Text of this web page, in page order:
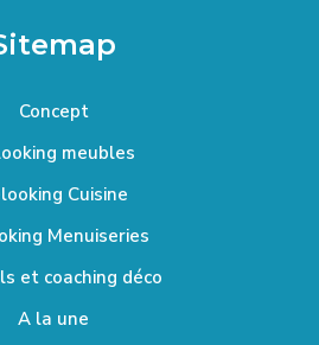
Concept
meubles
Cuisine
Menuiseries
et coaching déco
A la une